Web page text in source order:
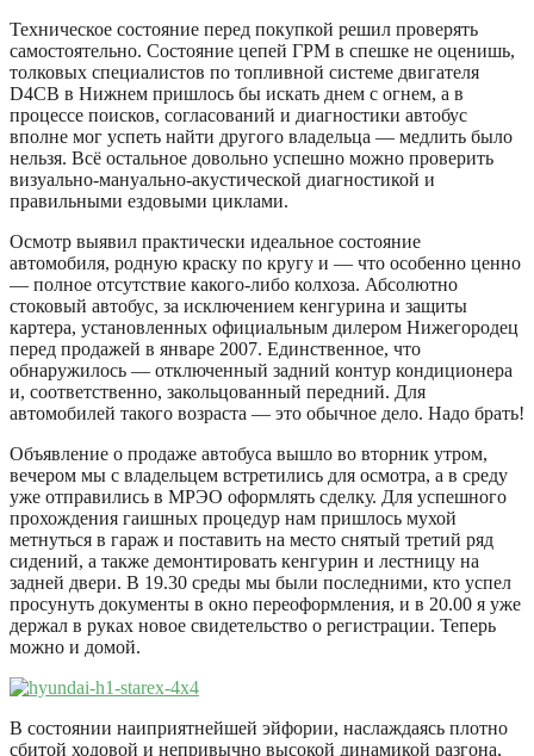
Техническое состояние перед покупкой решил проверять
самостоятельно. Состояние цепей ГРМ в спешке не оценишь,
толковых специалистов по топливной системе двигателя
D4CB в Нижнем пришлось бы искать днем с огнем, а в
процессе поисков, согласований и диагностики автобус
вполне мог успеть найти другого владельца — медлить было
нельзя. Всё остальное довольно успешно можно проверить
визуально-мануально-акустической диагностикой и
правильными ездовыми циклами.
Осмотр выявил практически идеальное состояние
автомобиля, родную краску по кругу и — что особенно ценно
— полное отсутствие какого-либо колхоза. Абсолютно
стоковый автобус, за исключением кенгурина и защиты
картера, установленных официальным дилером Нижегородец
перед продажей в январе 2007. Единственное, что
обнаружилось — отключенный задний контур кондиционера
и, соответственно, закольцованный передний. Для
автомобилей такого возраста — это обычное дело. Надо брать!
Объявление о продаже автобуса вышло во вторник утром,
вечером мы с владельцем встретились для осмотра, а в среду
уже отправились в МРЭО оформлять сделку. Для успешного
прохождения гаишных процедур нам пришлось мухой
метнуться в гараж и поставить на место снятый третий ряд
сидений, а также демонтировать кенгурин и лестницу на
задней двери. В 19.30 среды мы были последними, кто успел
просунуть документы в окно переоформления, и в 20.00 я уже
держал в руках новое свидетельство о регистрации. Теперь
можно и домой.
В состоянии наиприятнейшей эйфории, наслаждаясь плотно
сбитой ходовой и непривычно высокой динамикой разгона,